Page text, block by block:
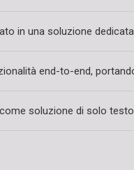
in una soluzione
end-to-end,
soluzione di solo